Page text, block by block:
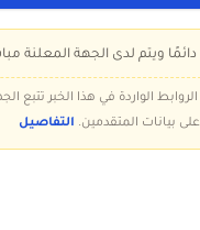
دائمًا ويتم لدى الجهة المعلنة
الروابط الواردة في هذا الخبر
على بيانات المتقدمين. التفاصيل